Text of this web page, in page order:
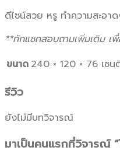
ดีไซน์สวย หรู ทำความสะอา
**ทักแชทสอบถามเพิ่มเติม เ
ขนาด 240 × 120 × 76 เซน
รีวิว
ยังไม่มีบทวิจารณ์
มาเป็นคนแรกที่วิจารณ์ “